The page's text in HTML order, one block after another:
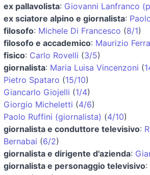
ex pallavolista: Giovanni Lanfranco
ex sciatore alpino e giornalista:
filosofo: Michele Di Francesco (8/1)
filosofo e accademico: Maurizio
fisico: Carlo Rovelli (3/5)
giornalista: Maria Luisa Vincenzoni (
Pietro Spataro (15/10)
Giancarlo Giojelli (1/4)
Giorgio Micheletti (4/6)
Paolo Ruffini (giornalista) (4/10)
giornalista e conduttore televisivo:
Bernabai (6/2)
giornalista e dirigente d'azienda:
giornalista e personaggio televisivo: